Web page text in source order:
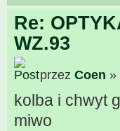
Re:
WZ.93
przez Coen »
kolba i chwyt
miwo